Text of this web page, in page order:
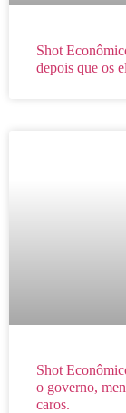
Shot
depois que os
Shot
o governo,
caros.